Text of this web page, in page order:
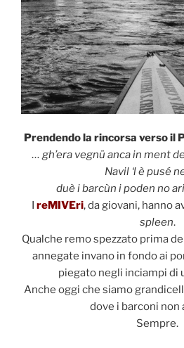
Prendendo la rincorsa verso il
… gh’era vegnü anca in ment de
Navil ‘l è pusé
duè i barcùn i poden no
reMIVEri, da giovani, hanno
spleen.
Qualche remo spezzato prima
annegate invano in fondo ai
piegato negli inciampi di
Anche oggi che siamo
dove i barconi non
Sempre.